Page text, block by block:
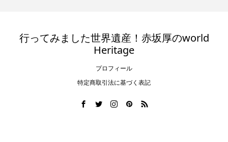
行ってみました世界遺産！赤坂厚のworld
Heritage
プロフィール
特定商取引法に基づく表記